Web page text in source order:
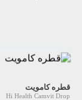
قطره کامویت
Hi Health Camvit Drop